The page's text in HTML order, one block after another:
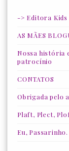
-> Editora
AS MÃES
Nossa história
patrocínio
CONTATOS
Obrigada pelo
Plaft, Plect,
Eu, Passarinho.